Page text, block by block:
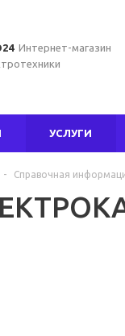
Интернет-магазин
УСЛУГИ
- Справочная